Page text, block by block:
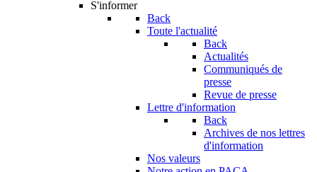
S'informer
Back
Toute l'actualité
Back
Actualités
Communiqués de
presse
Revue de presse
Lettre d'information
Back
Archives de nos lettres
d'information
Nos valeurs